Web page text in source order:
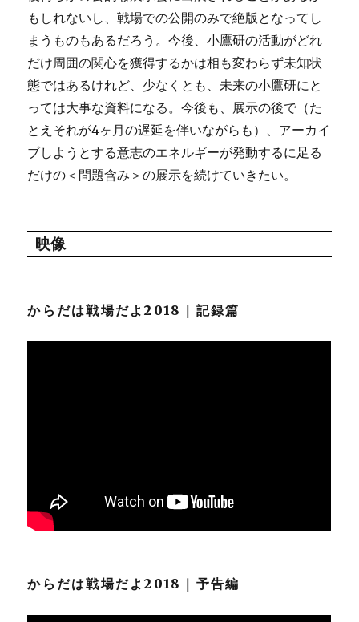
もしれないし、戦場での公開のみで絶版となってし
まうものもあるだろう。今後、小鷹研の活動がどれ
だけ周囲の関心を獲得するかは相も変わらず未知状
態ではあるけれど、少なくとも、未来の小鷹研にと
っては大事な資料になる。今後も、展示の後で（た
とえそれが4ヶ月の遅延を伴いながらも）、アーカイ
ブしようとする意志のエネルギーが発動するに足る
だけの＜問題含み＞の展示を続けていきたい。
映像
からだは戦場だよ2018｜記録篇
からだは戦場だよ2018｜予告編